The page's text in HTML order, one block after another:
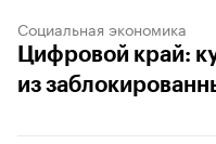
Социальная экономика
Цифровой край:
из